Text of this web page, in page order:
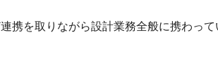
携を取りながら設計業務全般に携わって